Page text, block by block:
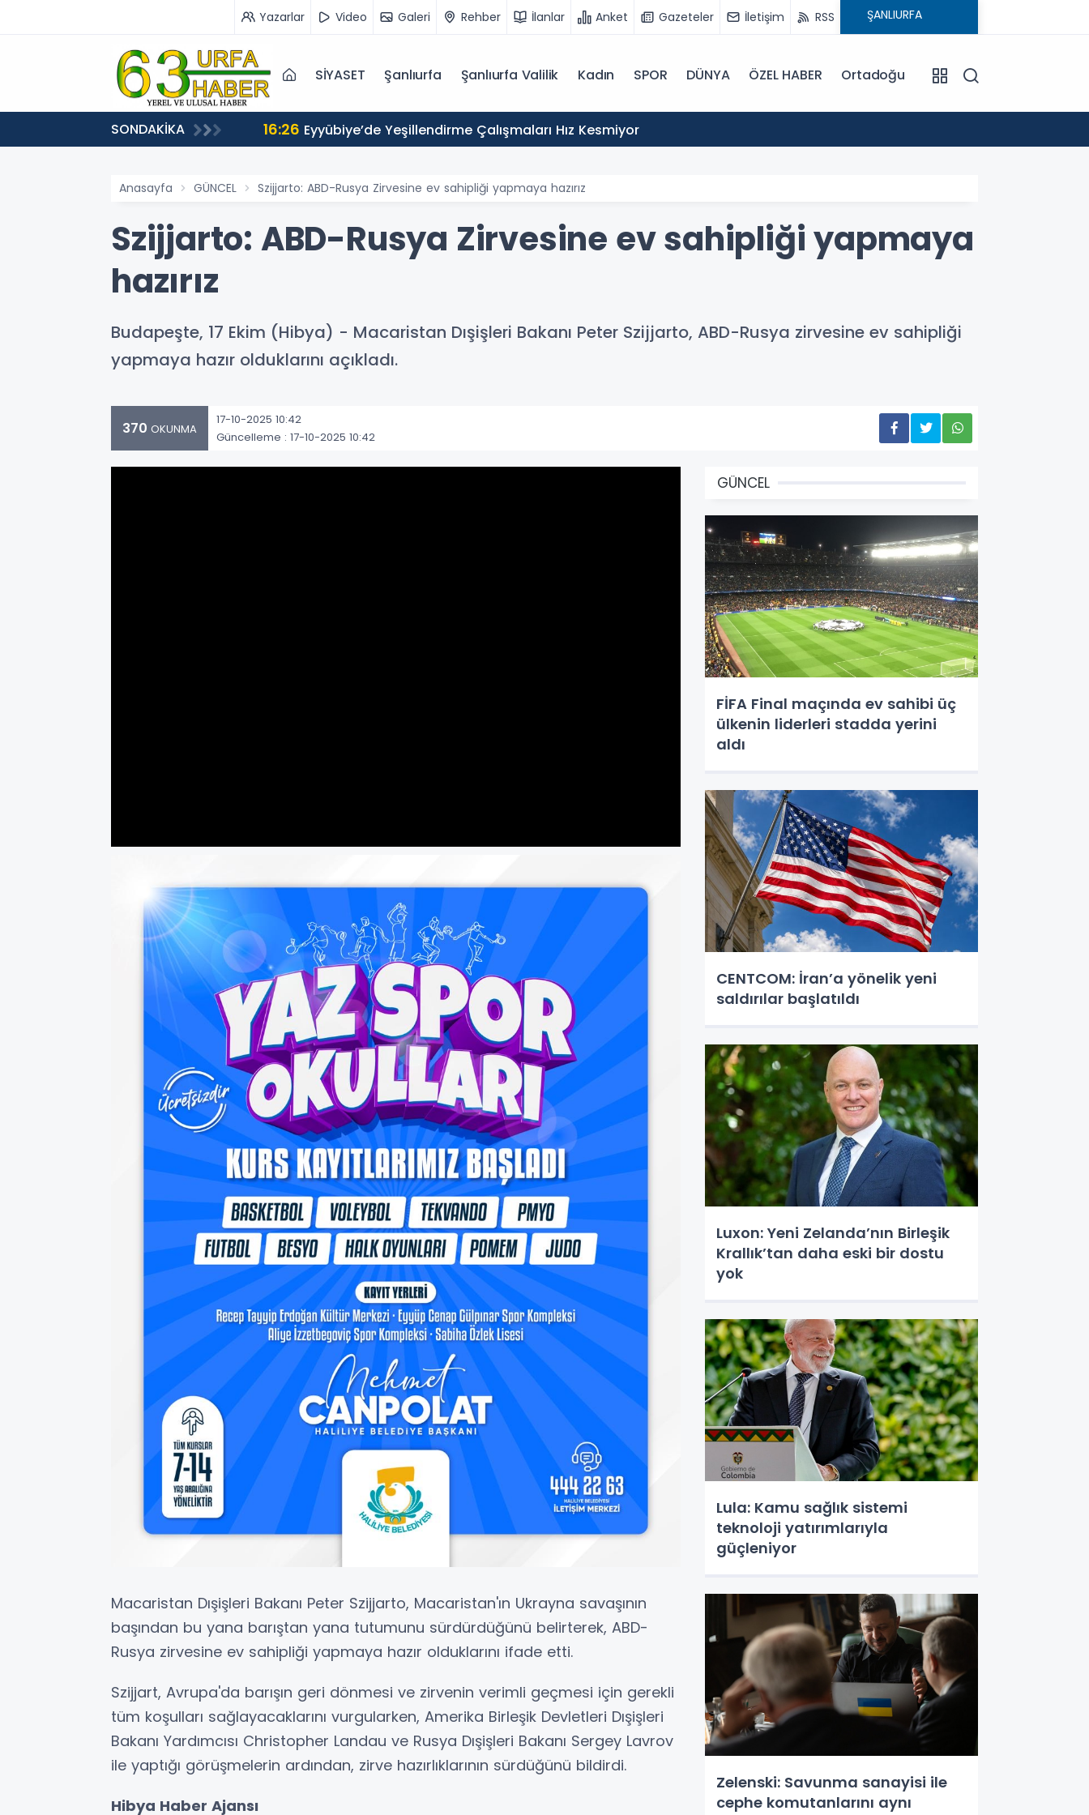
Yazarlar Video Galeri Rehber İlanlar Anket Gazeteler İletişim RSS
SİYASET Şanlıurfa Şanlıurfa Valilik Kadın SPOR DÜNYA ÖZEL HABER Ortadoğu
SONDAKİKA 16:26 Eyyübiye’de Yeşillendirme Çalışmaları Hız Kesmiyor
Anasayfa GÜNCEL Szijjarto: ABD-Rusya Zirvesine ev sahipliği yapmaya hazırız
Szijjarto: ABD-Rusya Zirvesine ev sahipliği yapmaya
hazırız
Budapeşte, 17 Ekim (Hibya) - Macaristan Dışişleri Bakanı Peter Szijjarto, ABD-Rusya zirvesine ev sahipliği
yapmaya hazır olduklarını açıkladı.
370 OKUNMA
17-10-2025 10:42
Güncelleme : 17-10-2025 10:42
Macaristan Dışişleri Bakanı Peter Szijjarto, Macaristan'ın Ukrayna savaşının
başından bu yana barıştan yana tutumunu sürdürdüğünü belirterek, ABD-
Rusya zirvesine ev sahipliği yapmaya hazır olduklarını ifade etti.
Szijjart, Avrupa'da barışın geri dönmesi ve zirvenin verimli geçmesi için gerekli
tüm koşulları sağlayacaklarını vurgularken, Amerika Birleşik Devletleri Dışişleri
Bakanı Yardımcısı Christopher Landau ve Rusya Dışişleri Bakanı Sergey Lavrov
ile yaptığı görüşmelerin ardından, zirve hazırlıklarının sürdüğünü bildirdi.
Hibya Haber Ajansı
GÜNCEL
FİFA Final maçında ev sahibi üç
ülkenin liderleri stadda yerini
aldı
CENTCOM: İran’a yönelik yeni
saldırılar başlatıldı
Luxon: Yeni Zelanda’nın Birleşik
Krallık’tan daha eski bir dostu
yok
Lula: Kamu sağlık sistemi
teknoloji yatırımlarıyla
güçleniyor
Zelenski: Savunma sanayisi ile
cephe komutanlarını aynı